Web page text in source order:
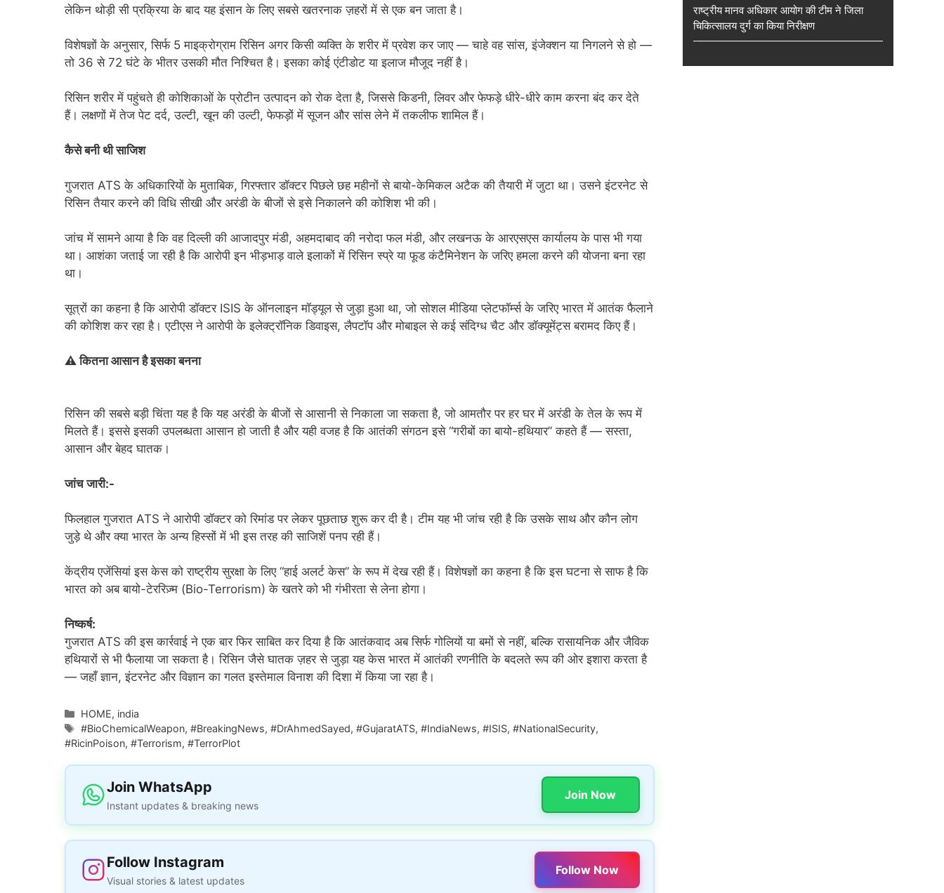
लेकिन थोड़ी सी प्रक्रिया के बाद यह इंसान के लिए सबसे खतरनाक ज़हरों में से एक बन जाता है।
विशेषज्ञों के अनुसार, सिर्फ 5 माइक्रोग्राम रिसिन अगर किसी व्यक्ति के शरीर में प्रवेश कर जाए — चाहे वह सांस, इंजेक्शन या निगलने से हो —
तो 36 से 72 घंटे के भीतर उसकी मौत निश्चित है। इसका कोई एंटीडोट या इलाज मौजूद नहीं है।
रिसिन शरीर में पहुंचते ही कोशिकाओं के प्रोटीन उत्पादन को रोक देता है, जिससे किडनी, लिवर और फेफड़े धीरे-धीरे काम करना बंद कर देते
हैं। लक्षणों में तेज पेट दर्द, उल्टी, खून की उल्टी, फेफड़ों में सूजन और सांस लेने में तकलीफ शामिल हैं।
कैसे बनी थी साजिश
गुजरात ATS के अधिकारियों के मुताबिक, गिरफ्तार डॉक्टर पिछले छह महीनों से बायो-केमिकल अटैक की तैयारी में जुटा था। उसने इंटरनेट से
रिसिन तैयार करने की विधि सीखी और अरंडी के बीजों से इसे निकालने की कोशिश भी की।
जांच में सामने आया है कि वह दिल्ली की आजादपुर मंडी, अहमदाबाद की नरोदा फल मंडी, और लखनऊ के आरएसएस कार्यालय के पास भी गया
था। आशंका जताई जा रही है कि आरोपी इन भीड़भाड़ वाले इलाकों में रिसिन स्प्रे या फूड कंटैमिनेशन के जरिए हमला करने की योजना बना रहा
था।
सूत्रों का कहना है कि आरोपी डॉक्टर ISIS के ऑनलाइन मॉड्यूल से जुड़ा हुआ था, जो सोशल मीडिया प्लेटफॉर्म्स के जरिए भारत में आतंक फैलाने
की कोशिश कर रहा है। एटीएस ने आरोपी के इलेक्ट्रॉनिक डिवाइस, लैपटॉप और मोबाइल से कई संदिग्ध चैट और डॉक्यूमेंट्स बरामद किए हैं।
⚠️ कितना आसान है इसका बनना
रिसिन की सबसे बड़ी चिंता यह है कि यह अरंडी के बीजों से आसानी से निकाला जा सकता है, जो आमतौर पर हर घर में अरंडी के तेल के रूप में
मिलते हैं। इससे इसकी उपलब्धता आसान हो जाती है और यही वजह है कि आतंकी संगठन इसे “गरीबों का बायो-हथियार” कहते हैं — सस्ता,
आसान और बेहद घातक।
जांच जारी:-
फिलहाल गुजरात ATS ने आरोपी डॉक्टर को रिमांड पर लेकर पूछताछ शुरू कर दी है। टीम यह भी जांच रही है कि उसके साथ और कौन लोग
जुड़े थे और क्या भारत के अन्य हिस्सों में भी इस तरह की साजिशें पनप रही हैं।
केंद्रीय एजेंसियां इस केस को राष्ट्रीय सुरक्षा के लिए “हाई अलर्ट केस” के रूप में देख रही हैं। विशेषज्ञों का कहना है कि इस घटना से साफ है कि
भारत को अब बायो-टेररिज़्म (Bio-Terrorism) के खतरे को भी गंभीरता से लेना होगा।
निष्कर्ष:
गुजरात ATS की इस कार्रवाई ने एक बार फिर साबित कर दिया है कि आतंकवाद अब सिर्फ गोलियों या बमों से नहीं, बल्कि रासायनिक और जैविक
हथियारों से भी फैलाया जा सकता है। रिसिन जैसे घातक ज़हर से जुड़ा यह केस भारत में आतंकी रणनीति के बदलते रूप की ओर इशारा करता है
— जहाँ ज्ञान, इंटरनेट और विज्ञान का गलत इस्तेमाल विनाश की दिशा में किया जा रहा है।
Categories
HOME, india
Tags
#BioChemicalWeapon,#BreakingNews,#DrAhmedSayed,#GujaratATS,#IndiaNews,#ISIS,#NationalSecurity,
#RicinPoison, #Terrorism, #TerrorPlot
Join WhatsApp
Instant updates & breaking news
Join Now
Follow Instagram
Visual stories & latest updates
Follow Now
राष्ट्रीय मानव अधिकार आयोग की टीम ने जिला
चिकित्सालय दुर्ग का किया निरीक्षण